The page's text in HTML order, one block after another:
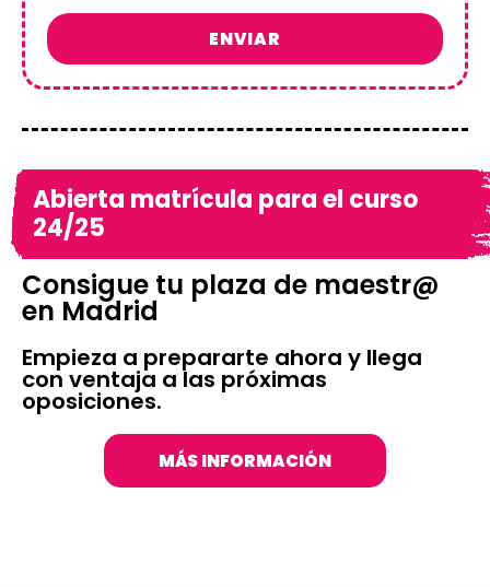
ENVIAR
Abierta matrícula para el curso
24/25
Consigue tu plaza de maestr@
en Madrid
Empieza a prepararte ahora y llega
con ventaja a las próximas
oposiciones.
MÁS INFORMACIÓN